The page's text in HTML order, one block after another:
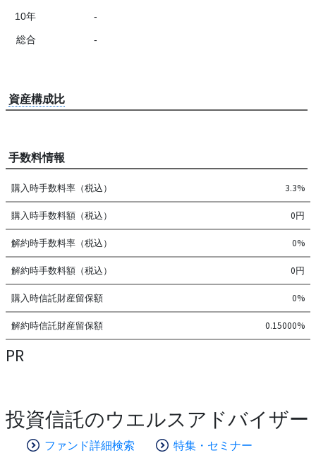
10年 -
総合 -
資産構成比
手数料情報
購入時手数料率（税込） 3.3%
購入時手数料額（税込） 0円
解約時手数料率（税込） 0%
解約時手数料額（税込） 0円
購入時信託財産留保額 0%
解約時信託財産留保額 0.15000%
PR
投資信託のウエルスアドバイザー
ファンド詳細検索
特集・セミナー